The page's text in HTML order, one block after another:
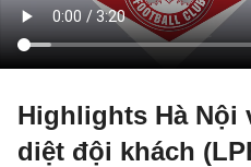
Highlights Hà Nội
diệt đội khách